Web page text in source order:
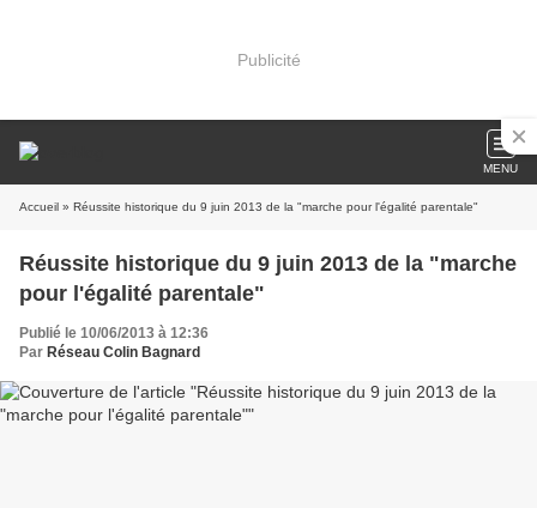
Publicité
MENU
Accueil » Réussite historique du 9 juin 2013 de la "marche pour l'égalité parentale"
Réussite historique du 9 juin 2013 de la "marche
pour l'égalité parentale"
Publié le 10/06/2013 à 12:36
Par Réseau Colin Bagnard